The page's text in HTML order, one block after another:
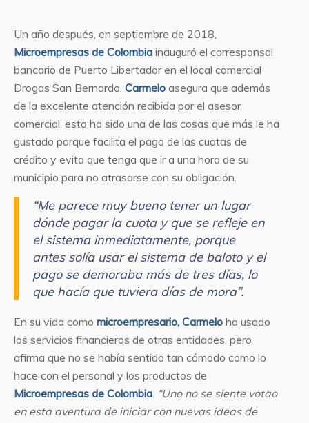
Un año después, en septiembre de 2018,
Microempresas de Colombia inauguró el corresponsal
bancario de Puerto Libertador en el local comercial
Drogas San Bernardo. Carmelo asegura que además
de la excelente atención recibida por el asesor
comercial, esto ha sido una de las cosas que más le ha
gustado porque facilita el pago de las cuotas de
crédito y evita que tenga que ir a una hora de su
municipio para no atrasarse con su obligación.
“Me parece muy bueno tener un lugar
dónde pagar la cuota y que se refleje en
el sistema inmediatamente, porque
antes solía usar el sistema de baloto y el
pago se demoraba más de tres días, lo
que hacía que tuviera días de mora”.
En su vida como microempresario, Carmelo ha usado
los servicios financieros de otras entidades, pero
afirma que no se había sentido tan cómodo como lo
hace con el personal y los productos de
Microempresas de Colombia. “Uno no se siente votao
en esta aventura de iniciar con nuevas ideas de